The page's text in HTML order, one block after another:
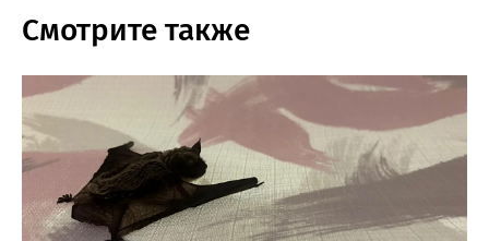
Смотрите также